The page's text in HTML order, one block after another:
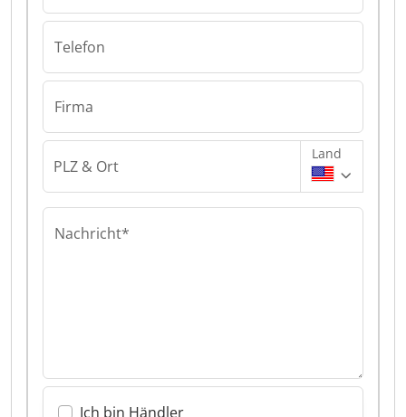
Telefon
Firma
PLZ & Ort
Land
Nachricht*
Ich bin Händler